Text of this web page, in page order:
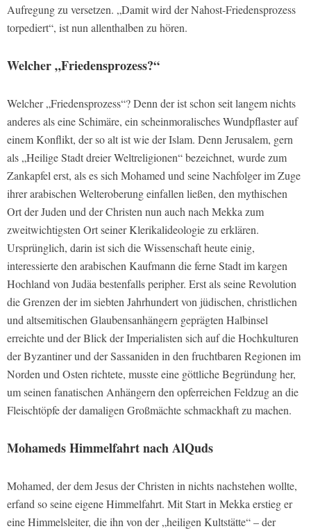
Aufregung zu versetzen. „Damit wird der Nahost-Friedensprozess
torpediert“, ist nun allenthalben zu hören.
Welcher „Friedensprozess?“
Welcher „Friedensprozess“? Denn der ist schon seit langem nichts
anderes als eine Schimäre, ein scheinmoralisches Wundpflaster auf
einem Konflikt, der so alt ist wie der Islam. Denn Jerusalem, gern
als „Heilige Stadt dreier Weltreligionen“ bezeichnet, wurde zum
Zankapfel erst, als es sich Mohamed und seine Nachfolger im Zuge
ihrer arabischen Welteroberung einfallen ließen, den mythischen
Ort der Juden und der Christen nun auch nach Mekka zum
zweitwichtigsten Ort seiner Klerikalideologie zu erklären.
Ursprünglich, darin ist sich die Wissenschaft heute einig,
interessierte den arabischen Kaufmann die ferne Stadt im kargen
Hochland von Judäa bestenfalls peripher. Erst als seine Revolution
die Grenzen der im siebten Jahrhundert von jüdischen, christlichen
und altsemitischen Glaubensanhängern geprägten Halbinsel
erreichte und der Blick der Imperialisten sich auf die Hochkulturen
der Byzantiner und der Sassaniden in den fruchtbaren Regionen im
Norden und Osten richtete, musste eine göttliche Begründung her,
um seinen fanatischen Anhängern den opferreichen Feldzug an die
Fleischtöpfe der damaligen Großmächte schmackhaft zu machen.
Mohameds Himmelfahrt nach AlQuds
Mohamed, der dem Jesus der Christen in nichts nachstehen wollte,
erfand so seine eigene Himmelfahrt. Mit Start in Mekka erstieg er
eine Himmelsleiter, die ihn von der „heiligen Kultstätte“ – der